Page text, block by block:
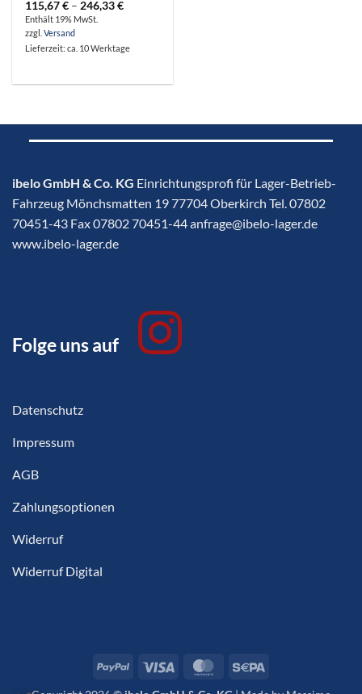
115,67€ – 246,33€Preisspanne:
Enthält 19% MwSt.
zzgl.Versand
Lieferzeit: ca. 10 Werktage
ibelo GmbH & Co. KG Einrichtungsprofi für Lager-Betrieb-
Fahrzeug Mönchsmatten 19 77704 Oberkirch Tel. 07802
70451-43 Fax 07802 70451-44 anfrage@ibelo-lager.de
www.ibelo-lager.de
Folge uns auf
Datenschutz
Impressum
AGB
Zahlungsoptionen
Widerruf
Widerruf Digital
PayPal Visa MasterCard